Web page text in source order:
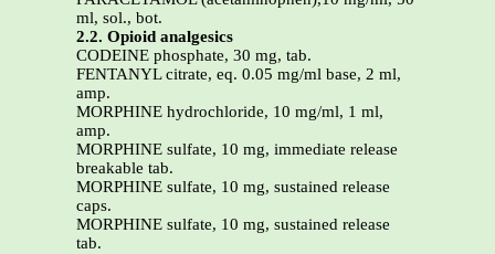
ml, sol., bot.
2.2. Opioid analgesics
CODEINE phosphate, 30 mg, tab.
FENTANYL citrate, eq. 0.05 mg/ml base, 2 ml,
amp.
MORPHINE hydrochloride, 10 mg/ml, 1 ml,
amp.
MORPHINE sulfate, 10 mg, immediate release
breakable tab.
MORPHINE sulfate, 10 mg, sustained release
caps.
MORPHINE sulfate, 10 mg, sustained release
tab.